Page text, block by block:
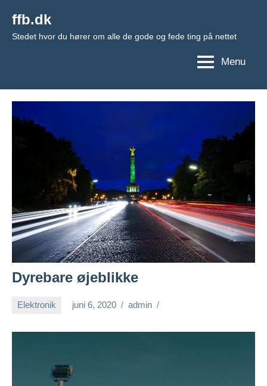
indhold
ffb.dk
Stedet hvor du hører om alle de gode og fede ting på nettet
Menu
Dyrebare øjeblikke
Elektronik juni 6, 2020 admin